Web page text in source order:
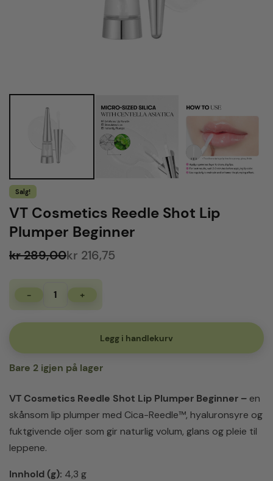
Salg!
VT Cosmetics Reedle Shot Lip
Plumper Beginner
kr 289,00kr 216,75
-
VT
Reedle
Plumper
Beginner
+
Legg i handlekurv
Bare 2 igjen på lager
VT Cosmetics Reedle Shot Lip Plumper Beginner – en
skånsom lip plumper med Cica-Reedle™, hyaluronsyre og
fuktgivende oljer som gir naturlig volum, glans og pleie til
leppene.
Innhold (g): 4,3 g